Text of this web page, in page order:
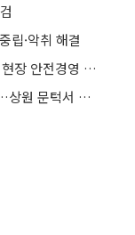
립·악취 해결
김준동 남부발전 사장, 남제주빛드림본부 현장 안전경영 나서
美 클래리티 법안 연내 통과 가능성 13%…상원 문턱서 제동